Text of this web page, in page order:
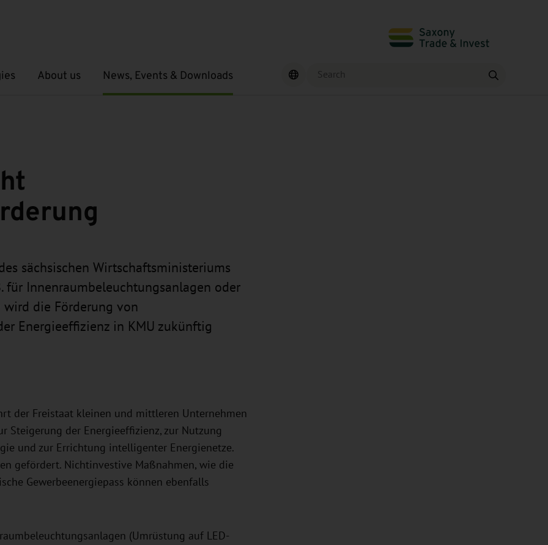
About us
Open submenu News, Events & Downloads
Open submenu Find
sächsischen Wirtschaftsministeriums
für Innenraumbeleuchtungsanlagen oder
wird die Förderung von
Energieeffizienz in KMU zukünftig
der Freistaat kleinen und mittleren Unternehmen
Steigerung der Energieeffizienz, zur Nutzung
und zur Errichtung intelligenter Energienetze.
gefördert. Nichtinvestive Maßnahmen, wie die
Gewerbeenergiepass können ebenfalls
(Umrüstung auf LED-